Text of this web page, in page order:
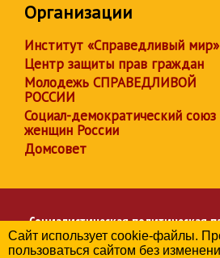
Организации
Институт «Справедливый мир»
Центр защиты прав граждан
Молодежь СПРАВЕДЛИВОЙ
РОССИИ
Социал-демократический союз
женщин России
Домсовет
Социалистическая политическая
РОССИЯ
Сайт использует cookie-файлы.
пользоваться сайтом без